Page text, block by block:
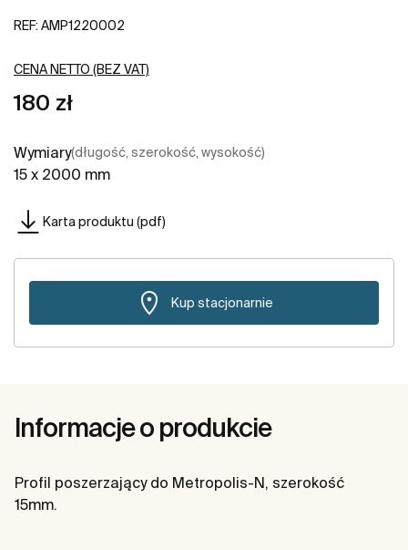
REF: AMP1220002
CENA NETTO (BEZ VAT)
180 zł
Wymiary(długość, szerokość, wysokość)
15 x 2000 mm
Karta produktu (pdf)
Kup stacjonarnie
Informacje o produkcie
Profil poszerzający do Metropolis-N, szerokość
15mm.